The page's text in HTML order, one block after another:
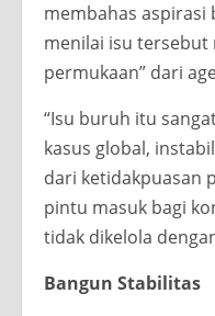
membahas
menilai isu tersebut
permukaan” dari
“Isu buruh itu
kasus global,
dari ketidakpuasan
pintu masuk bagi
tidak dikelola
Bangun Stabilitas